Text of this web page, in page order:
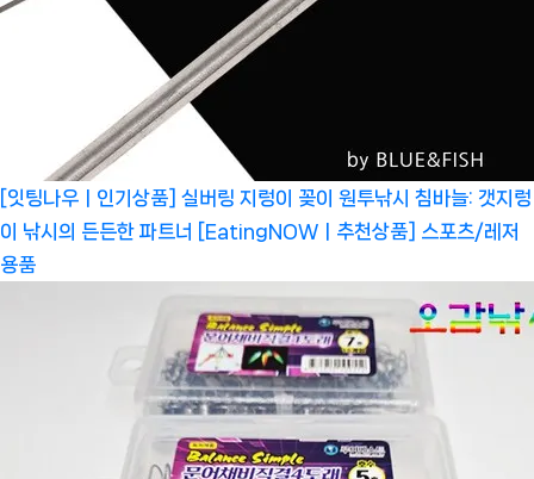
[잇팅나우ㅣ인기상품] 실버링 지렁이 꽂이 원투낚시 침바늘: 갯지렁
이 낚시의 든든한 파트너 [EatingNOWㅣ추천상품]
스포츠/레저
용품